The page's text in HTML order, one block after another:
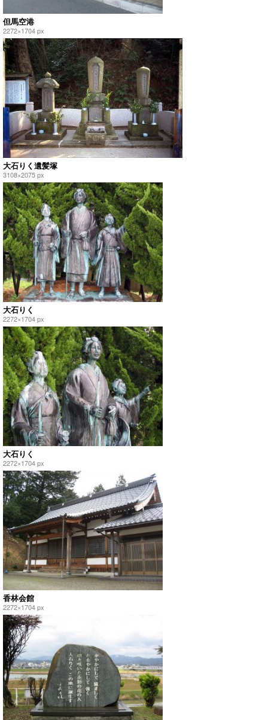
但馬空港
2272×1704 px
大石りく遺髪塚
3108×2075 px
大石りく
2272×1704 px
大石りく
2272×1704 px
香林会館
2272×1704 px